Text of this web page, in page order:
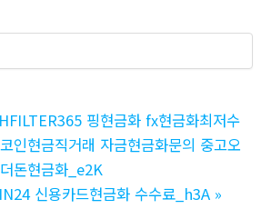
핑현금화 fx현금화최저수
인현금직거래 자금현금화문의 중고오
돈현금화_e2K
신용카드현금화 수수료_h3A »